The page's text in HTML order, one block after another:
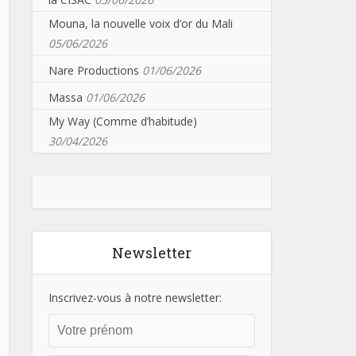
Mouna, la nouvelle voix d’or du Mali
05/06/2026
Nare Productions 01/06/2026
Massa 01/06/2026
My Way (Comme d’habitude)
30/04/2026
Newsletter
Inscrivez-vous à notre newsletter: